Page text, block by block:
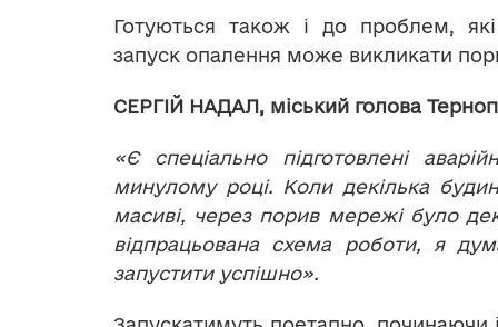
Готуються також і до проблем,
запуск опалення може викликати
СЕРГІЙ НАДАЛ, міський голова
«Є спеціально підготовлені
минулому році. Коли декілька
масиві, через порив мережі було
відпрацьована схема роботи, я
запустити успішно».